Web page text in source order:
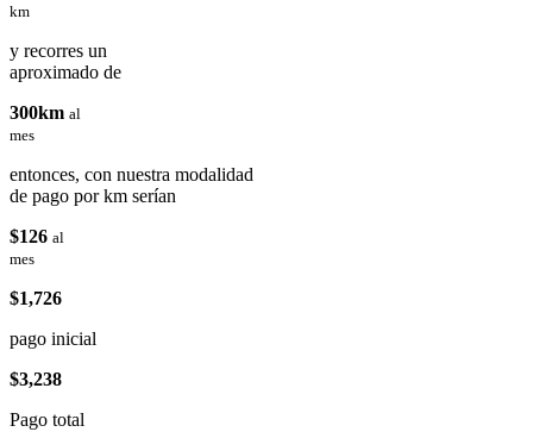
km
y recorres un
aproximado de
300km al
mes
entonces, con nuestra modalidad
de pago por km serían
$126 al
mes
$1,726
pago inicial
$3,238
Pago total